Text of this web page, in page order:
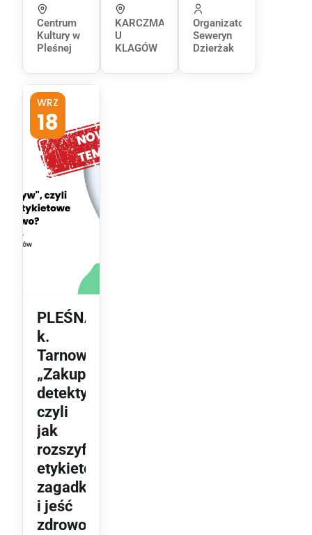
Centrum
Kultury w
Pleśnej
KARCZMA
U
KLAGÓW
Organizator:
Seweryn
Dzierżak
WRZ
18
PLEŚNA
k.
Tarnowa
„Zakupowy
detektyw”,
czyli
jak
rozszyfrować
etykietowe
zagadki
i jeść
zdrowo?